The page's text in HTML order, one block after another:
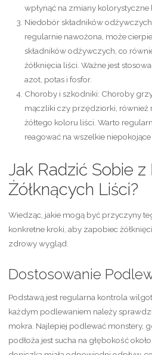
wpłynąć na zmiany kolorystyczne
Niedobór składników
regularnie nawożona, może
składników odżywczych, co
żółknięcia liści. Ważne jest
azot, potas i fosfor.
Choroby i szkodniki: Choroby
mączliki czy przędziorki, również
żółtego koloru liści. Warto
reagować na wszelkie niepokojące
Jak Radzić Sobie
Żółknących Liści?
Wiedząc, jakie mogą być przyczyny
konkretne kroki, aby zapobiec
zdrowy wygląd.
Dostosowanie
Podstawą jest regularna kontrola
każdym podlewaniem należy
mokra. Najlepiej podlewać monstery,
podłoża jest sucha na głębokość